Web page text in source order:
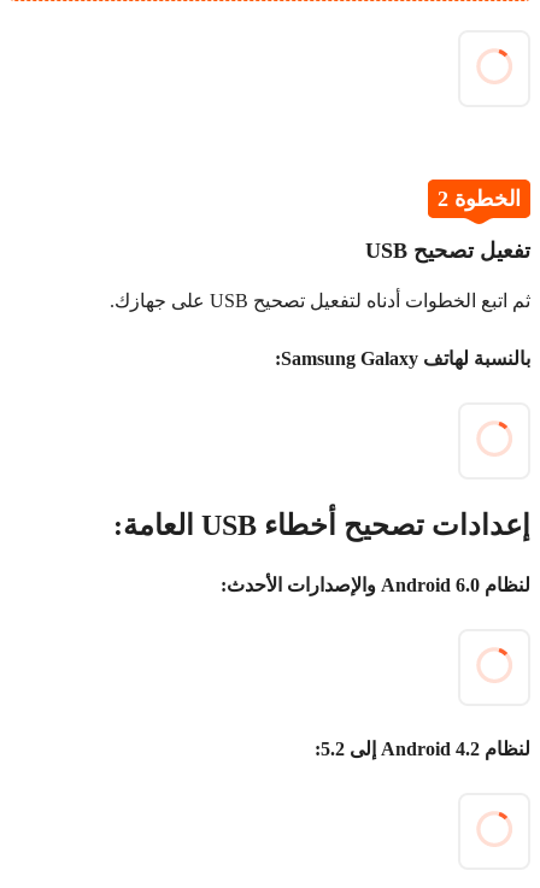
الخطوة 2
تفعيل تصحيح USB
ثم اتبع الخطوات أدناه لتفعيل تصحيح USB على جهازك.
بالنسبة لهاتف Samsung Galaxy:
إعدادات تصحيح أخطاء USB العامة:
لنظام Android 6.0 والإصدارات الأحدث:
لنظام Android 4.2 إلى 5.2: